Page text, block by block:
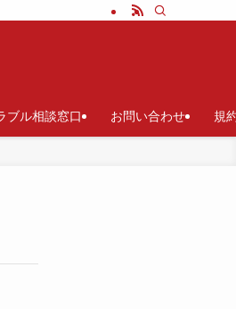
ブル相談窓口 お問い合わせ 規